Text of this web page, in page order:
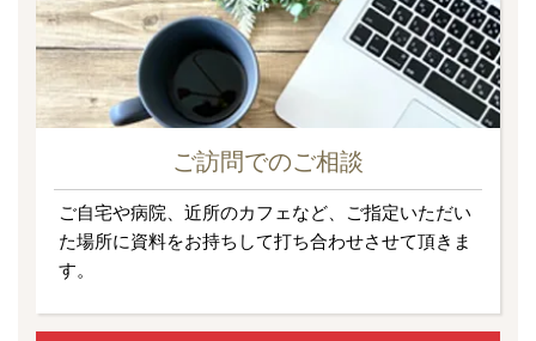
ご訪問でのご相談
ご自宅や病院、近所のカフェなど、ご指定いただい
た場所に資料をお持ちして打ち合わせさせて頂きま
す。